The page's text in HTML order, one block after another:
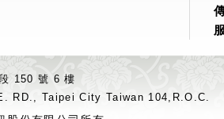
150 號 6 樓
RD., Taipei City Taiwan 104,R.O.C.